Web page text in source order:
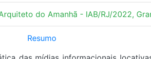
do Amanhã - IAB/RJ/2022,
Resumo